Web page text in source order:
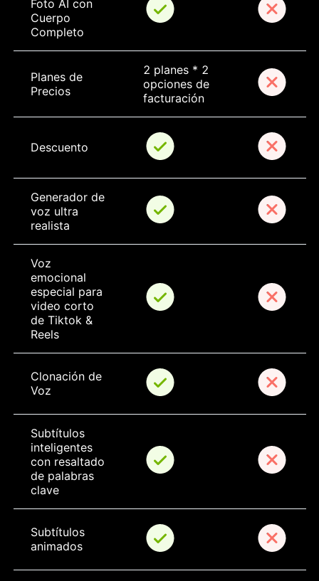
Foto AI con
Cuerpo
Completo
Planes de
Precios
2 planes * 2
opciones de
facturación
Descuento
Generador de
voz ultra
realista
Voz
emocional
especial para
video corto
de Tiktok &
Reels
Clonación de
Voz
Subtítulos
inteligentes
con resaltado
de palabras
clave
Subtítulos
animados